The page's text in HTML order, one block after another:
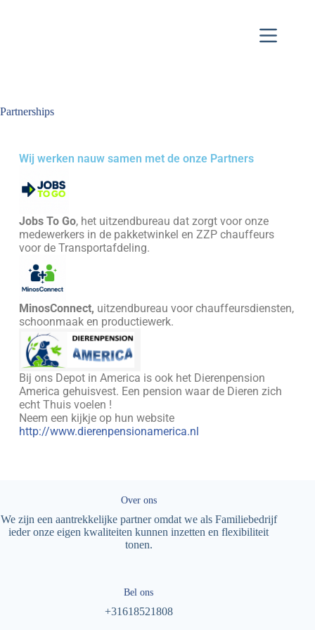
Partnerships
Wij werken nauw samen met de onze Partners
Jobs To Go, het uitzendbureau dat zorgt voor onze
medewerkers in de pakketwinkel en ZZP chauffeurs
voor de Transportafdeling.
MinosConnect, uitzendbureau voor chauffeursdiensten,
schoonmaak en productiewerk.
Bij ons Depot in America is ook het Dierenpension
America gehuisvest. Een pension waar de Dieren zich
echt Thuis voelen !
Neem een kijkje op hun website
http://www.dierenpensionamerica.nl
Over ons
We zijn een aantrekkelijke partner omdat we als Familiebedrijf
ieder onze eigen kwaliteiten kunnen inzetten en flexibiliteit
tonen.
Bel ons
+31618521808